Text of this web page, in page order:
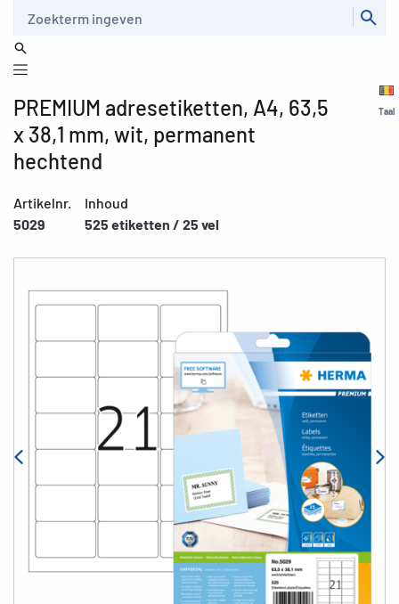
Taal
PREMIUM adresetiketten, A4, 63,5
x 38,1 mm, wit, permanent
hechtend
Artikelnr.
5029
Inhoud
525 etiketten / 25 vel